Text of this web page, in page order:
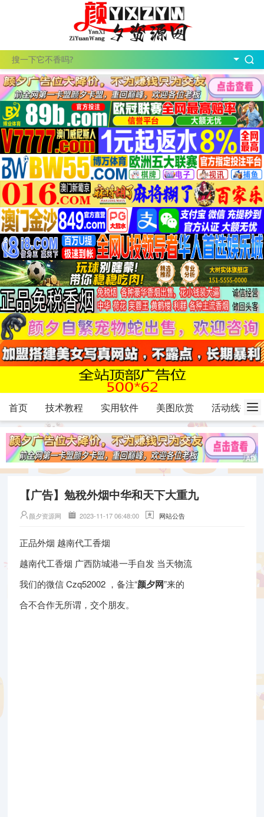
首页 技术教程 实用软件 美图欣赏 活动线报
【广告】勉稅外烟中华和天下大重九
颜夕资源网 2023-11-17 06:48:00 网站公告
正品外烟 越南代工香烟
越南代工香烟 广西防城港一手自发 当天物流
我们的微信 Czq52002 ，备注“颜夕网”来的
合不合作无所谓，交个朋友。